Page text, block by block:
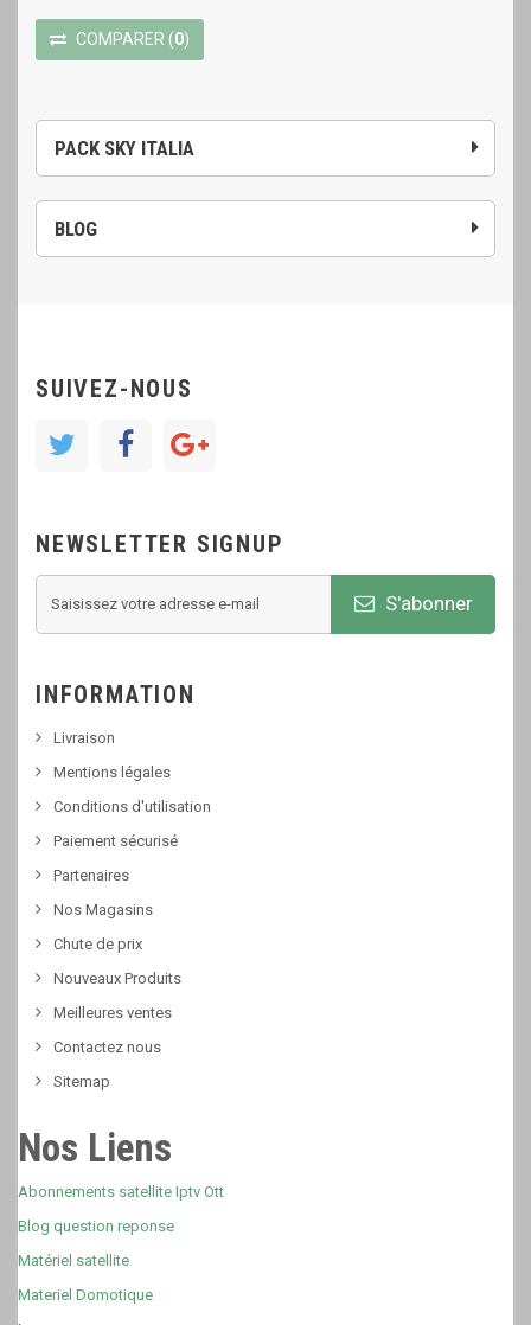
PACK SKY ITALIA
BLOG
COMPARER (0)
SUIVEZ-NOUS
NEWSLETTER SIGNUP
S'abonner
INFORMATION
Livraison
Mentions légales
Conditions d'utilisation
Paiement sécurisé
Partenaires
Nos Magasins
Chute de prix
Nouveaux Produits
Meilleures ventes
Contactez nous
Sitemap
Nos Liens
Abonnements satellite Iptv Ott
Blog question reponse
Matériel satellite
Materiel Domotique